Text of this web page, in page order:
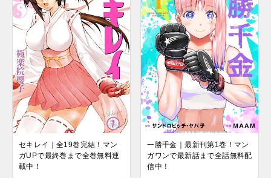
セキレイ｜全19巻完結！マン
ガUPで最終巻まで全巻無料連
載中！
一勝千金｜最新刊第1巻！マン
ガワンで最新話まで全話無料配
信中！